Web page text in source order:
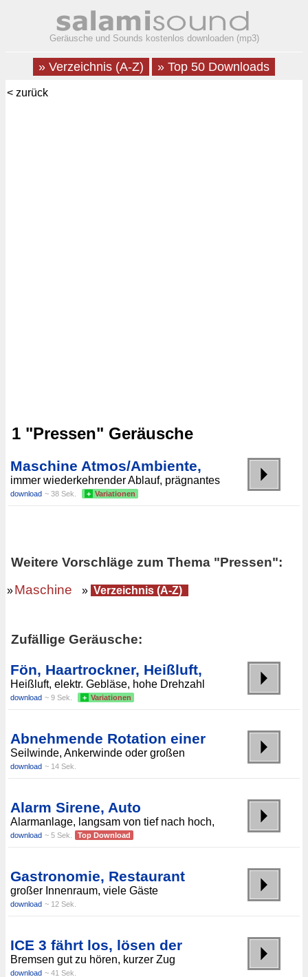
Geräusche und Sounds kostenlos downloaden (mp3)
» Verzeichnis (A-Z) » Top 50 Downloads
< zurück
1 "Pressen" Geräusche
Maschine Atmos/Ambiente,
immer wiederkehrender Ablauf, prägnantes
download ~ 38 Sek. + Variationen
Weitere Vorschläge zum Thema "Pressen":
»Maschine » Verzeichnis (A-Z)
Zufällige Geräusche:
Fön, Haartrockner, Heißluft,
Heißluft, elektr. Gebläse, hohe Drehzahl
download ~ 9 Sek. + Variationen
Abnehmende Rotation einer
Seilwinde, Ankerwinde oder großen
download ~ 14 Sek.
Alarm Sirene, Auto
Alarmanlage, langsam von tief nach hoch,
download ~ 5 Sek. Top Download
Gastronomie, Restaurant
großer Innenraum, viele Gäste
download ~ 12 Sek.
ICE 3 fährt los, lösen der
Bremsen gut zu hören, kurzer Zug
download ~ 41 Sek.